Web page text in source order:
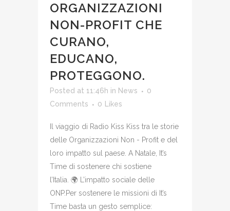
ORGANIZZAZIONI
NON-PROFIT CHE
CURANO,
EDUCANO,
PROTEGGONO.
Posted at 11:46h in News
0
Comments
0 Likes
Il viaggio di Radio Kiss Kiss tra le storie
delle Organizzazioni Non - Profit e del
loro impatto sul paese. A Natale, It’s
Time di sostenere chi sostiene
l’Italia. 🌍 L’impatto sociale delle
ONP.Per sostenere le missioni di It’s
Time basta un gesto semplice: